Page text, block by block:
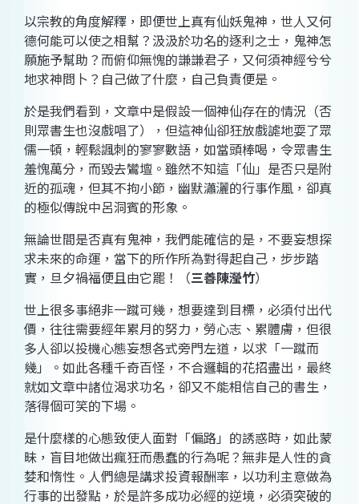
以宗教的角度解釋，即便世上真有仙妖鬼神，世人又何
德何能可以使之相幫？汲汲於功名的逐利之士，鬼神怎
願施予幫助？而俯仰無愧的謙謙君子，又何須神經兮兮
地求神問卜？自己做了什麼，自己負責便是。
於是我們看到，文章中是假設一個神仙存在的情況（否
則眾書生也沒戲唱了），但這神仙卻狂放戲謔地耍了眾
儒一頓，輕鬆諷刺的寥寥數語，如當頭棒喝，令眾書生
羞愧萬分，而毀去鸞壇。雖然不知這「仙」是否只是附
近的孤魂，但其不拘小節，幽默瀟灑的行事作風，卻真
的極似傳說中呂洞賓的形象。
無論世間是否真有鬼神，我們能確信的是，不要妄想探
求未來的命運，當下的所作所為對得起自己，步步踏
實，旦夕禍福便且由它罷！（三善陳瀅竹）
世上很多事絕非一蹴可幾，想要達到目標，必須付出代
價，往往需要經年累月的努力，勞心志、累體膚，但很
多人卻以投機心態妄想各式旁門左道，以求「一蹴而
幾」。如此各種千奇百怪，不合邏輯的花招盡出，最終
就如文章中諸位渴求功名，卻又不能相信自己的書生，
落得個可笑的下場。
是什麼樣的心態致使人面對「偏路」的誘惑時，如此蒙
昧，盲目地做出瘋狂而愚蠢的行為呢？無非是人性的貪
婪和惰性。人們總是講求投資報酬率，以功利主意做為
行事的出發點，於是許多成功必經的逆境，必須突破的